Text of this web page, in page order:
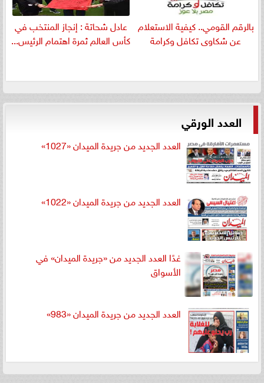
بالرقم القومي.. كيفية الاستعلام
عن شكاوى تكافل وكرامة
عادل شحاتة : إنجاز المنتخب في
كأس العالم ثمرة اهتمام الرئيس...
العدد الورقي
العدد الجديد من جريدة الميدان «1027»
العدد الجديد من جريدة الميدان «1022»
غدًا العدد الجديد من «جريدة الميدان» في
الأسواق
العدد الجديد من جريدة الميدان «983»